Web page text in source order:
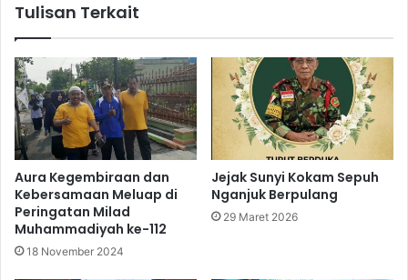
Tulisan Terkait
Aura Kegembiraan dan
Kebersamaan Meluap di
Peringatan Milad
Muhammadiyah ke-112
18 November 2024
Jejak Sunyi Kokam Sepuh
Nganjuk Berpulang
29 Maret 2026